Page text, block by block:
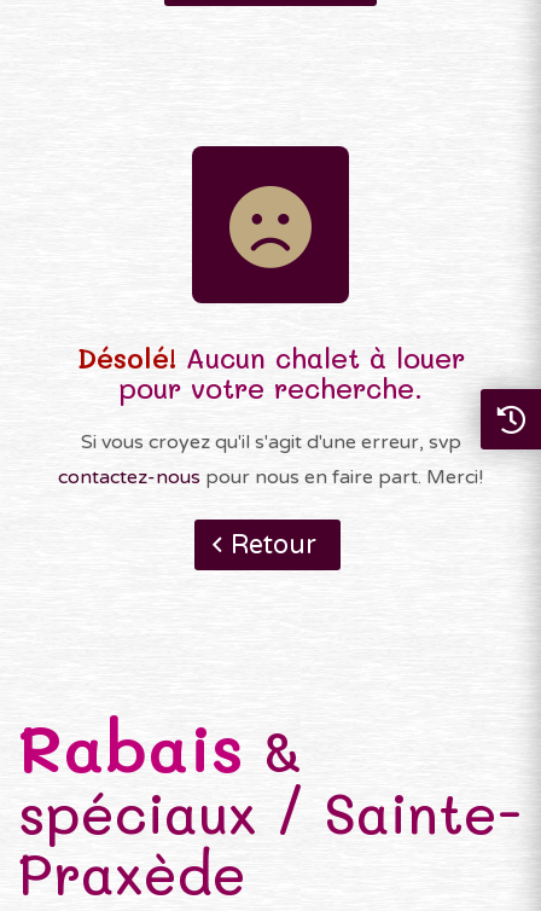
Désolé! Aucun chalet à louer
pour votre recherche.
Si vous croyez qu'il s'agit d'une erreur, svp
contactez-nous pour nous en faire part. Merci!
Retour
Rabais &
spéciaux / Sainte-
Praxède